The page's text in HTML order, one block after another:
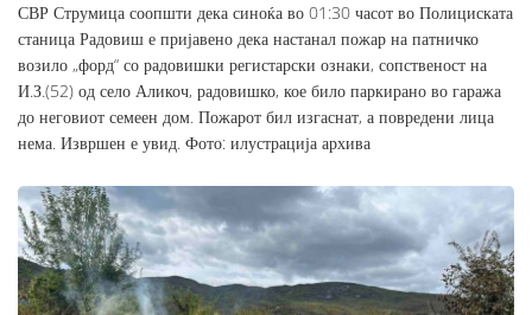
СВР Струмица соопшти дека синоќа во 01:30 часот во Полициската
станица Радовиш е пријавено дека настанал пожар на патничко
возило „форд“ со радовишки регистарски ознаки, сопственост на
И.З.(52) од село Аликоч, радовишко, кое било паркирано во гаража
до неговиот семеен дом. Пожарот бил изгаснат, а повредени лица
нема. Извршен е увид. Фото: илустрација архива